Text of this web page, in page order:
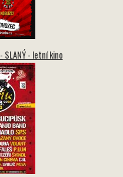
SLANÝ - letní kino